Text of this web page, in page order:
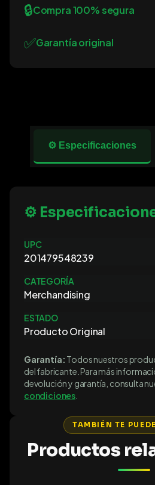
🔒Compra 100% segura
✅Garantía original
⚙️ Especificaciones
⚙️
UPC
201479548239
CATEGORÍA
Merchandising
ESTADO
Producto Original
Garantía: Todos nuestros
del fabricante. Para más
devolución y garantía, consulta
condiciones
TAMBIÉN TE
Productos